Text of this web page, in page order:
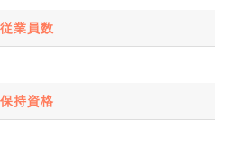
従業員数
保持資格